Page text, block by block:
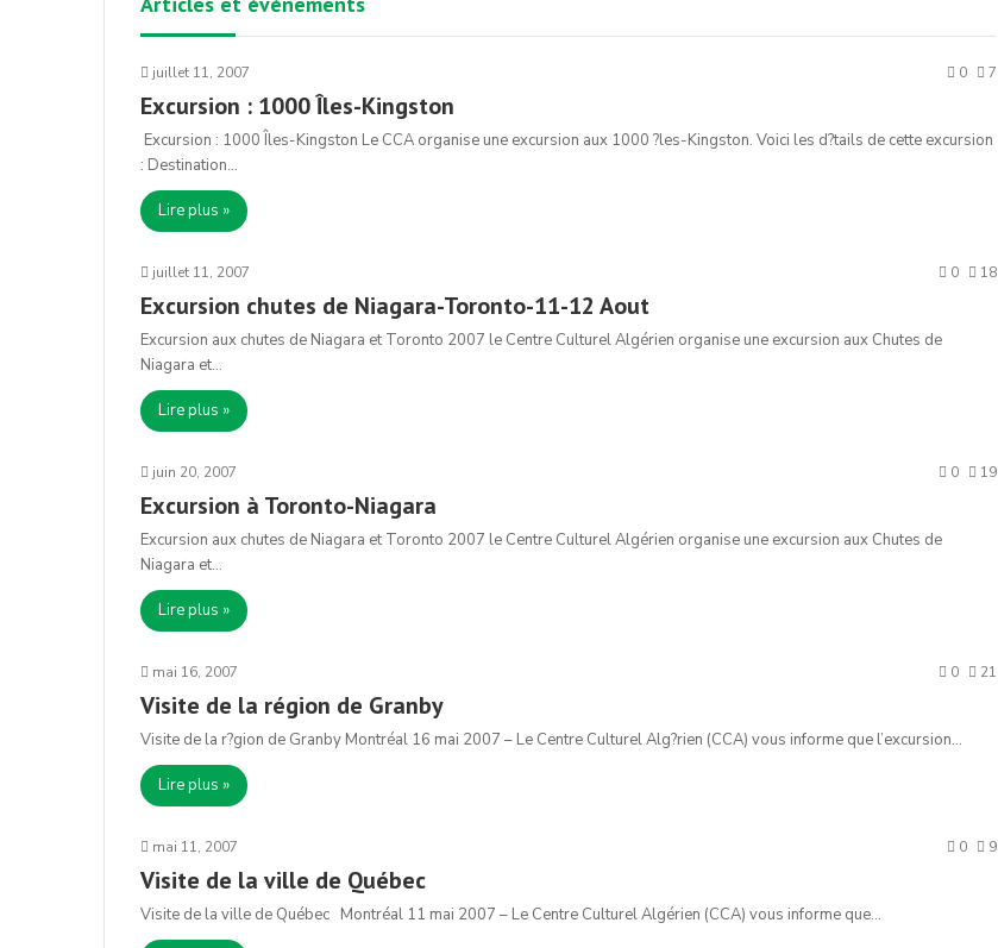
juillet 11, 2007 0 7
Excursion : 1000 Îles-Kingston
Excursion : 1000 Îles-Kingston Le CCA organise une excursion aux 1000 ?les-Kingston. Voici les d?tails de cette excursion
: Destination…
Lire plus »
juillet 11, 2007 0 18
Excursion chutes de Niagara-Toronto-11-12 Aout
Excursion aux chutes de Niagara et Toronto 2007 le Centre Culturel Algérien organise une excursion aux Chutes de
Niagara et…
Lire plus »
juin 20, 2007 0 19
Excursion à Toronto-Niagara
Excursion aux chutes de Niagara et Toronto 2007 le Centre Culturel Algérien organise une excursion aux Chutes de
Niagara et…
Lire plus »
mai 16, 2007 0 21
Visite de la région de Granby
Visite de la r?gion de Granby Montréal 16 mai 2007 – Le Centre Culturel Alg?rien (CCA) vous informe que l’excursion…
Lire plus »
mai 11, 2007 0 9
Visite de la ville de Québec
Visite de la ville de Québec Montréal 11 mai 2007 – Le Centre Culturel Algérien (CCA) vous informe que…